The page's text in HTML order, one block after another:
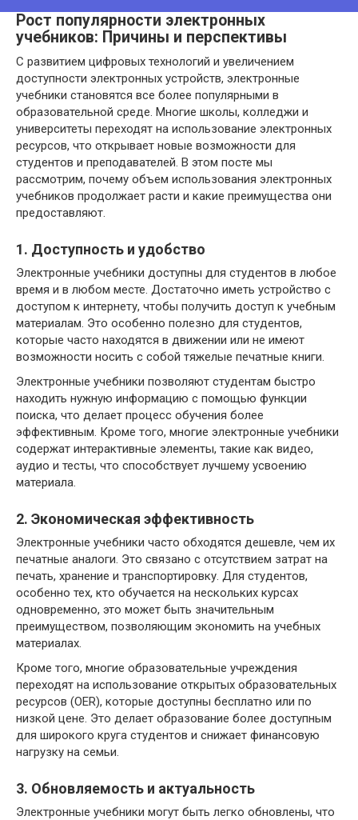
Рост популярности электронных
учебников: Причины и перспективы
С развитием цифровых технологий и увеличением
доступности электронных устройств, электронные
учебники становятся все более популярными в
образовательной среде. Многие школы, колледжи и
университеты переходят на использование электронных
ресурсов, что открывает новые возможности для
студентов и преподавателей. В этом посте мы
рассмотрим, почему объем использования электронных
учебников продолжает расти и какие преимущества они
предоставляют.
1. Доступность и удобство
Электронные учебники доступны для студентов в любое
время и в любом месте. Достаточно иметь устройство с
доступом к интернету, чтобы получить доступ к учебным
материалам. Это особенно полезно для студентов,
которые часто находятся в движении или не имеют
возможности носить с собой тяжелые печатные книги.
Электронные учебники позволяют студентам быстро
находить нужную информацию с помощью функции
поиска, что делает процесс обучения более
эффективным. Кроме того, многие электронные учебники
содержат интерактивные элементы, такие как видео,
аудио и тесты, что способствует лучшему усвоению
материала.
2. Экономическая эффективность
Электронные учебники часто обходятся дешевле, чем их
печатные аналоги. Это связано с отсутствием затрат на
печать, хранение и транспортировку. Для студентов,
особенно тех, кто обучается на нескольких курсах
одновременно, это может быть значительным
преимуществом, позволяющим экономить на учебных
материалах.
Кроме того, многие образовательные учреждения
переходят на использование открытых образовательных
ресурсов (OER), которые доступны бесплатно или по
низкой цене. Это делает образование более доступным
для широкого круга студентов и снижает финансовую
нагрузку на семьи.
3. Обновляемость и актуальность
Электронные учебники могут быть легко обновлены, что